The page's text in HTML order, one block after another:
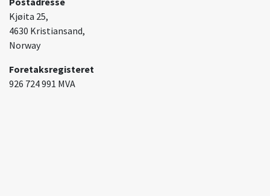
Kjøita 25,
4630 Kristiansand,
Norway
Foretaksregisteret
926 724 991 MVA